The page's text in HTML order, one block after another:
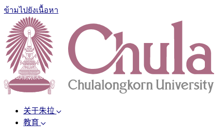
ข้ามไปยังเนื้อหา
关于朱拉
教育